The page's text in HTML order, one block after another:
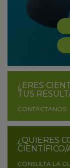
¿ERES
TUS
CONTÁCTANOS
¿QUIERES
CIENTÍFICO/
CONSULTA LA